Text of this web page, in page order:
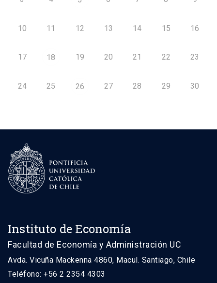
10 11 12 13 14 15 16
17 18 19 20 21 22 23
24 25 26 27 28 29 30
Instituto de Economía
Facultad de Economía y Administración UC
Avda. Vicuña Mackenna 4860, Macul. Santiago, Chile
Teléfono: +56 2 2354 4303